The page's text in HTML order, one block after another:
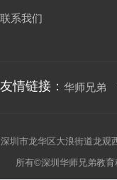
联系我们
友情链接： 华师兄弟
深圳市龙华区大浪街道龙
所有©深圳华师兄弟教育